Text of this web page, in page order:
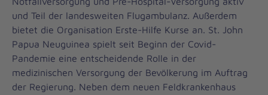
und Teil der landesweiten Flugambulanz. Außerdem
bietet die Organisation Erste-Hilfe Kurse an. St. John
Papua Neuguinea spielt seit Beginn der Covid-
Pandemie eine entscheidende Rolle in der
medizinischen Versorgung der Bevölkerung im Auftrag
der Regierung. Neben dem neuen Feldkrankenhaus